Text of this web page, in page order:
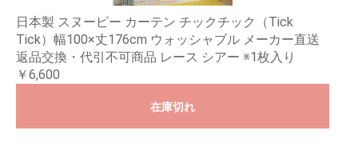
日本製 スヌーピー カーテン チックチック（Tick
Tick）幅100×丈176cm ウォッシャブル メーカー直送
返品交換・代引不可商品 レース シアー ※1枚入り
￥6,600
在庫切れ